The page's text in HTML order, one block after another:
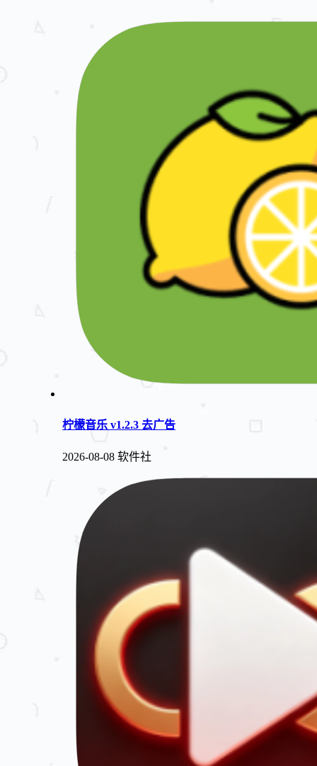
柠檬音乐 v1.2.3 去广告
2026-08-08 软件社